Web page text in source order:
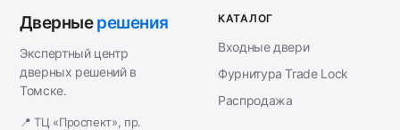
Дверныерешения
Экспертный центр
дверных решений в
Томске.
📍 ТЦ «Проспект», пр.
КАТАЛОГ
Входные двери
Фурнитура Trade Lock
Распродажа